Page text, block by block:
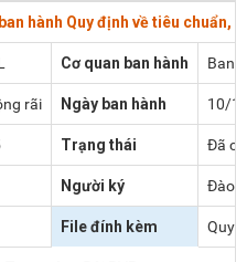
hành Quy định về tiêu chuẩn,
Cơ quan ban hành Ban
rãi Ngày ban hành 10/
Trạng thái Đã
Người ký Đào
File đính kèm